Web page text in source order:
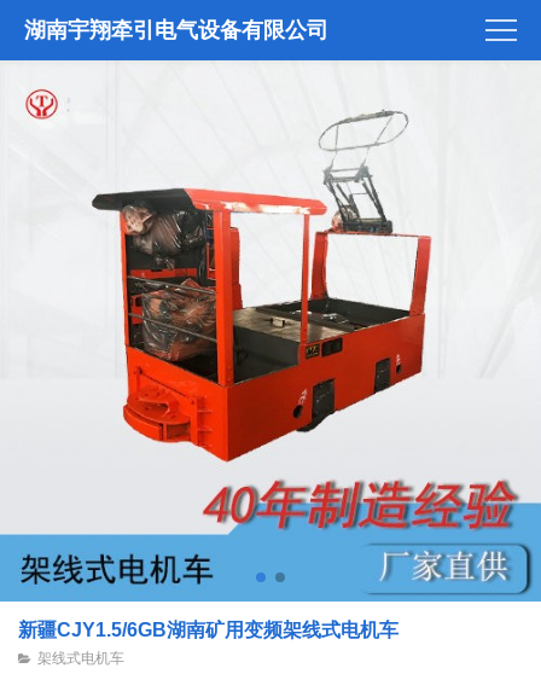
湖南宇翔牵引电气设备有限公司
新疆CJY1.5/6GB湖南矿用变频架线式电机车
架线式电机车